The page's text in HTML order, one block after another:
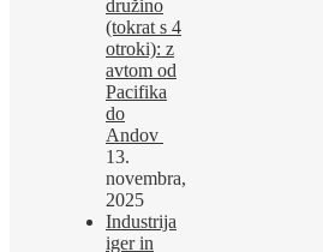
družino
(tokrat s 4
otroki): z
avtom od
Pacifika
do
Andov
13.
novembra,
2025
Industrija
iger in